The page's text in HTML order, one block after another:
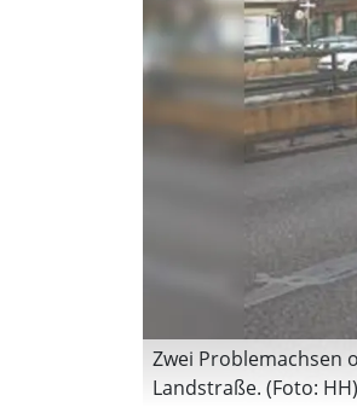
Zwei Problemachsen
Landstraße. (Foto: HH)